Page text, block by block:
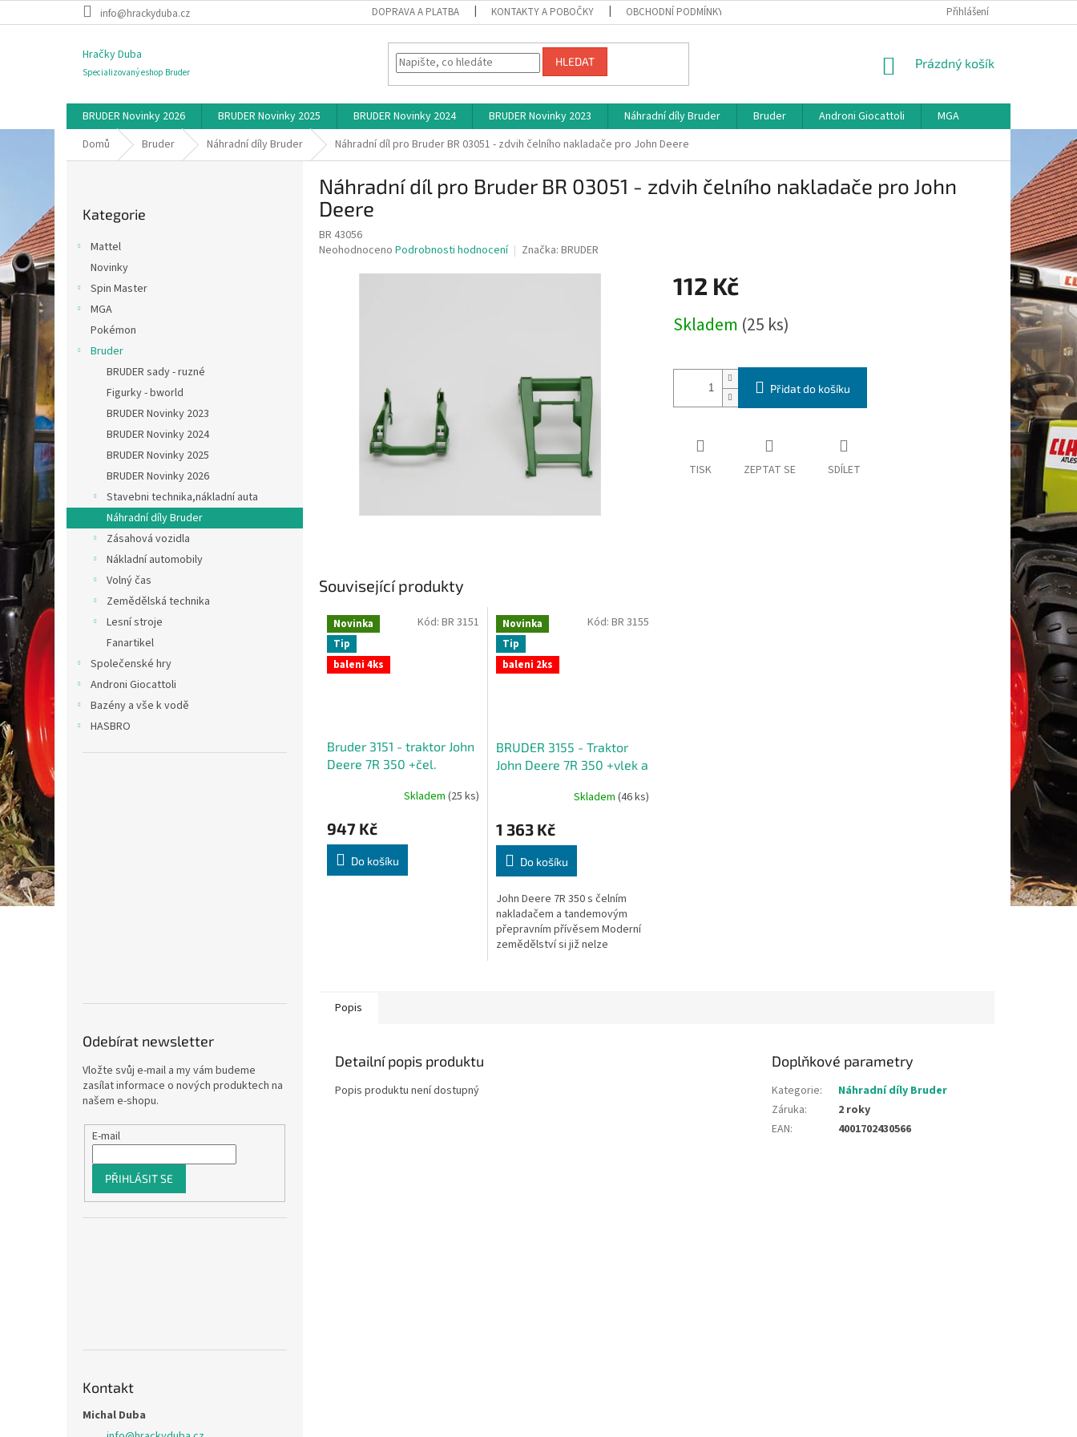
na
info@hrackyduba.cz DOPRAVA A PLATBA KONTAKTY A POBOČKY OBCHODNÍ PODMÍNKY MAPA SERVERU
Přihlášení
Hračky Duba
Specializovaný eshop Bruder
HLEDAT
NÁKUPNÍ
Prázdný košík
BRUDER Novinky 2026 BRUDER Novinky 2025 BRUDER Novinky 2024 BRUDER Novinky 2023 Náhradní díly Bruder Bruder Androni Giocattoli
MGA
Domů
Bruder Náhradní díly Bruder Náhradní díl pro Bruder BR 03051 - zdvih čelního nakladače pro John Deere
kategorie
Kategorie
Mattel
Novinky
Spin Master
MGA
Pokémon
Bruder
BRUDER sady - ruzné
Figurky - bworld
BRUDER Novinky 2023
BRUDER Novinky 2024
BRUDER Novinky 2025
BRUDER Novinky 2026
Stavebni technika,nákladní auta
Náhradní díly Bruder
Zásahová vozidla
Nákladní automobily
Volný čas
Zemědělská technika
Lesní stroje
Fanartikel
Společenské hry
Androni Giocattoli
Bazény a vše k vodě
HASBRO
Odebírat newsletter
Vložte svůj e-mail a my vám budeme
zasílat informace o nových produktech na
našem e-shopu.
E-mail
PŘIHLÁSIT SE
Kontakt
Michal Duba
Náhradní díl pro Bruder BR 03051 - zdvih čelního nakladače pro John
Deere
BR 43056
Průměrné
Neohodnoceno Podrobnosti hodnocení Značka: BRUDER
112 Kč
cena:
Skladem (25 ks)
Přidat do košíku
TISK ZEPTAT SE SDÍLET
Související produkty
Novinka
Tip
baleni 4ks
Bruder 3151 - traktor John
Deere 7R 350 +čel.
produktu
je
5,0
z
Skladem (25 ks)
947 Kč
Do košíku
Kód: BR 3151
Novinka
Tip
baleni 2ks
BRUDER 3155 - Traktor
John Deere 7R 350 +vlek a
Skladem (46 ks)
1 363 Kč
Do košíku
John Deere 7R 350 s čelním
nakladačem a tandemovým
přepravním přívěsem Moderní
zemědělství si již nelze
Kód: BR 3155
Popis
Detailní popis produktu
Popis produktu není dostupný
Doplňkové parametry
Kategorie:
Náhradní díly Bruder
Záruka:
2 roky
EAN: 4001702430566